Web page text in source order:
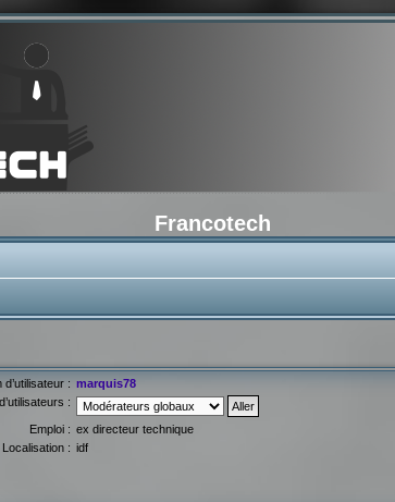
Francotech
d’utilisateur : marquis78
:
Emploi : ex directeur technique
Localisation : idf